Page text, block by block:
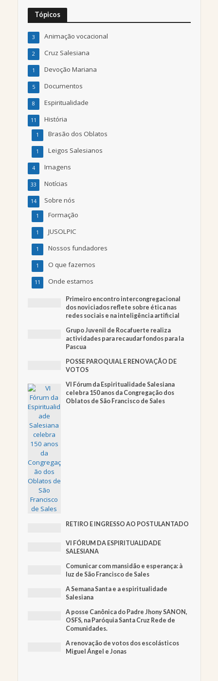
Tópicos
Animação vocacional
3
Cruz Salesiana
2
Devoção Mariana
1
Documentos
5
Espiritualidade
8
História
11
Brasão dos Oblatos
1
Leigos Salesianos
1
Imagens
4
Notícias
33
Sobre nós
14
Formação
1
JUSOLPIC
1
Nossos fundadores
1
O que fazemos
1
Onde estamos
11
Primeiro encontro intercongregacional
dos noviciados reflete sobre ética nas
redes sociais e na inteligência artificial
Grupo Juvenil de Rocafuerte realiza
actividades para recaudar fondos para la
Pascua
POSSE PAROQUIAL E RENOVAÇÃO DE
VOTOS
VI Fórum da Espiritualidade Salesiana
celebra 150 anos da Congregação dos
Oblatos de São Francisco de Sales
RETIRO E INGRESSO AO POSTULANTADO
VI FÓRUM DA ESPIRITUALIDADE
SALESIANA
Comunicar com mansidão e esperança: à
luz de São Francisco de Sales
A Semana Santa e a espiritualidade
Salesiana
A posse Canônica do Padre Jhony SANON,
OSFS, na Paróquia Santa Cruz Rede de
Comunidades.
A renovação de votos dos escolásticos
Miguel Ángel e Jonas